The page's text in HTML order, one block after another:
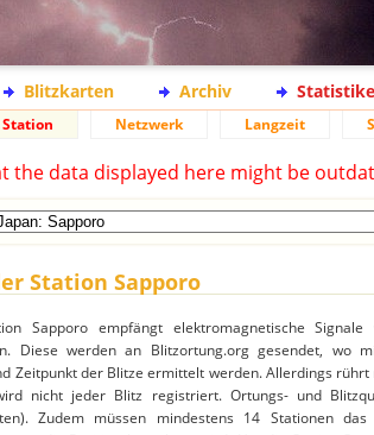
Blitzkarten Archiv
Station Netzwerk Langzeit
the data displayed here might be
Station Sapporo
Sapporo empfängt elektromagnetische
Diese werden an Blitzortung.org gesendet, wo
Zeitpunkt der Blitze ermittelt werden. Allerdings rührt
nicht jeder Blitz registriert. Ortungs- und
Zudem müssen mindestens 14 Stationen